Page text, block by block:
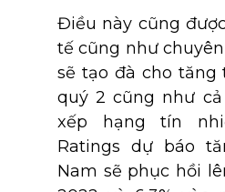
Điều này cũng
tế cũng như
sẽ tạo đà cho
quý 2 cũng như
xếp hạng tín
Ratings dự báo
Nam sẽ phục hồi